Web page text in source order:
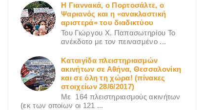
Η Γιαννακά, ο Πορτοσάλτε, ο
Ψαριανός και η «ανακλαστική
αριστερά» του διαδικτύου
Του Γιώργου X. Παπασωτηρίου Το
ανέκδοτο με τον πεινασμένο ...
Καταιγίδα πλειστηριασμών
ακινήτων σε Αθήνα, Θεσσαλονίκη
και σε όλη τη χώρα! (πίνακες
στοιχείων 28/6/2017)
Με 164 πλειστηριασμούς ακινήτων
(εκ των οποίων οι 121 ...